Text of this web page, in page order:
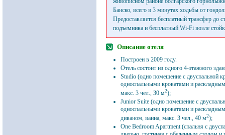
Банско, всего в 3 минутах ходьбы от
Предоставляется бесплатный трансфер до
подъемника и бесплатный Wi-Fi возле
Описание отеля
Построен в 2009 году.
Отель состоит из одного 4-этажного
Studio (одно помещение с двуспальной
односпальными кроватями и
макс. 3 чел., 30 м2);
Junior Suite (одно помещение с
односпальными кроватями и
диваном, ванна, макс. 3 чел., 40 м2);
One Bedroom Apartment (спальня с